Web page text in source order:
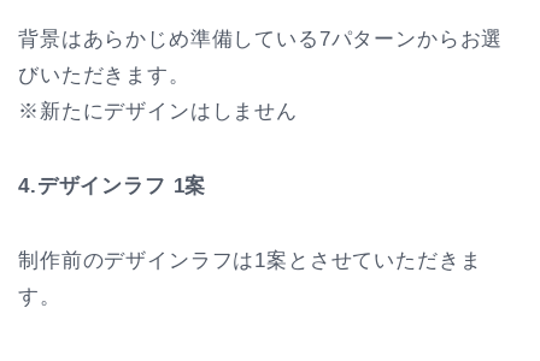
背景はあらかじめ準備している7パターンからお選
びいただきます。
※新たにデザインはしません
4.デザインラフ 1案
制作前のデザインラフは1案とさせていただきま
す。